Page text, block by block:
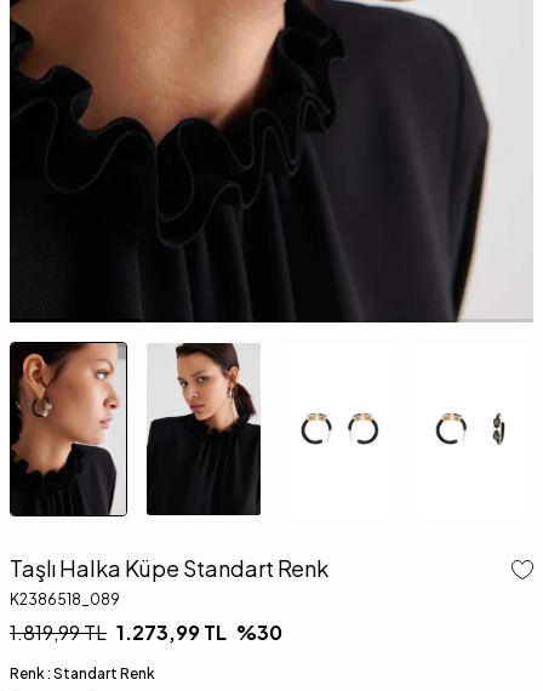
Taşlı Halka Küpe Standart Renk
K2386518_089
1.819,99TL 1.273,99TL %30
Renk : Standart Renk